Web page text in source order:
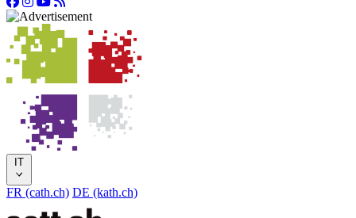
IT
FR (cath.ch) DE (kath.ch)